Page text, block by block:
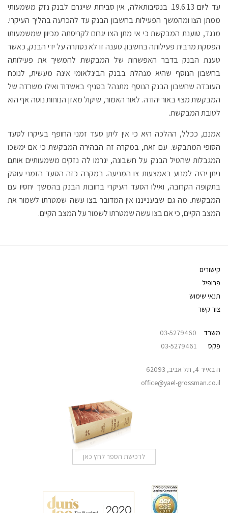
עד ליום 19.6.13. בנסיבותאלה, אין סבירות שייגרם לבנק נזק משמעותי
ממתן הצו ומהמשך הפעילות בחשבון הבנק עד להכרעה בהליך העיקרי.
מנגד, טוענת המבקשת כי אי מתן הצו יגרום לקריסתה מכיוון שמשמעותו
הפסקת מרבית פעילותה בחשבון. טענה זו לא נסתרה על ידי הבנק, כאשר
טענת הבנק בדבר האפשרות של המבקשת להמשיך את פעילותה
בחשבון הנוסף שהיא מנהלת בבנק הבינלאומי אינה מעשית, לנוכח
העובדה שחשבון הבנק הנוסף מתנהל בסניף באשדוד ואילו משרדה של
המבקשת מצוי באור יהודה. לאור האמור, שיקול מאזן הנוחות נוטה אף הוא
לטובת המבקשת.
אמנם, ככלל, ההלכה היא כי אין ליתן סעד זמני החופף בעיקרו לסעד
הסופי המתבקש. עם זאת, במקרה זה הבהירה המבקשת כי אם ימשכו
המגבלות שהטיל הבנק על חשבונה, יגרמו לה נזקים משמעותיים אותם
ניתן יהיה למנוע באמצעות צו המניעה. במקרה כזה הסעד הזמני עוסק
בתקופה הקרובה, ואילו הסעד העיקרי בחובות הבנק בהמשך יחסיו עם
המבקשת. מה גם שבענייננו אין המדובר בצו עשה שמטרתו לשמור את
המצב הקיים, כי אם בצו עשה שמטרתו לשמור על המצב הקיים.
קישורים
פרופיל
תנאי שימוש
צור קשר
משרד
03-5279460
פקס
ה באייר 4, תל אביב, 62093
office@yael-grossman.co.il
לרכישת הספר לחץ כאן